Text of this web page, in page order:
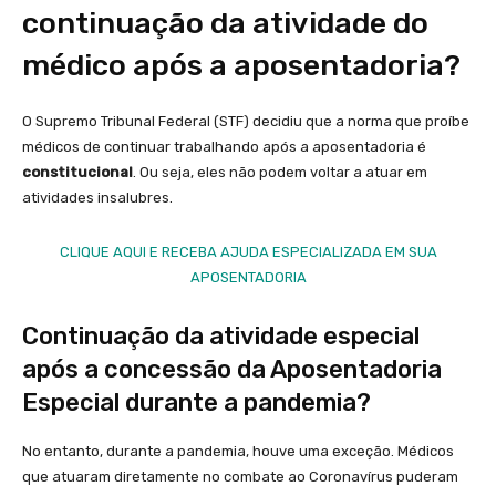
continuação da atividade do
médico após a aposentadoria?
O Supremo Tribunal Federal (STF) decidiu que a norma que proíbe
médicos de continuar trabalhando após a aposentadoria é
constitucional. Ou seja, eles não podem voltar a atuar em
atividades insalubres.
CLIQUE AQUI E RECEBA AJUDA ESPECIALIZADA EM SUA
APOSENTADORIA
Continuação da atividade especial
após a concessão da Aposentadoria
Especial durante a pandemia?
No entanto, durante a pandemia, houve uma exceção. Médicos
que atuaram diretamente no combate ao Coronavírus puderam